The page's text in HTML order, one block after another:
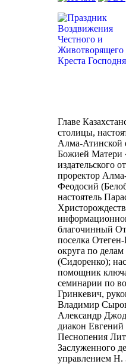
Главе
столицы,
Алма-Атинской
Божией Матери
издательского
проректор
Феодосий
настоятель
благочинный
поселка
округа по
(Сидоренко);
помощник
семинарии по
Гринкевич,
Владимир
Александр
диакон Евгений
Песнопения
Заслуженного
управлением Н.